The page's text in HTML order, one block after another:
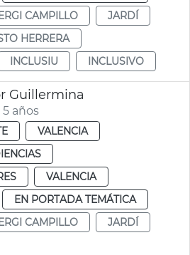
CAMPILLO
JARDÍ
HERRERA
INCLUSIU INCLUSIVO
Guillermina
años
VALENCIA
VALENCIA
EN PORTADA TEMÁTICA
CAMPILLO
JARDÍ